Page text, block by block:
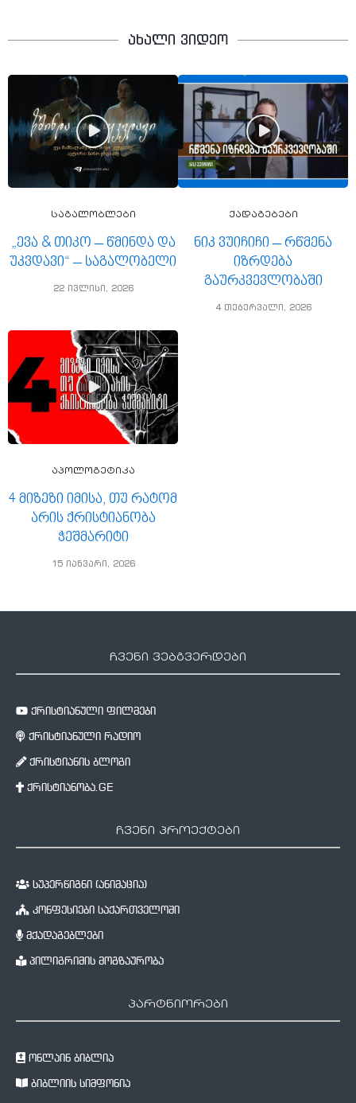
ახალი ვიდეო
საგალობლები
„ევა & თიკო – წმინდა და
უკვდავი“ – საგალობელი
22 ივლისი, 2026
ქადაგებები
ნიკ ვუიჩიჩი – რწმენა
იზრდება
გაურკვევლობაში
4 თებერვალი, 2026
აპოლოგეტიკა
4 მიზეზი იმისა, თუ რატომ
არის ქრისტიანობა
ჭეშმარიტი
15 იანვარი, 2026
ჩვენი ვებგვერდები
ქრისტიანული ფილმები
ქრისტიანული რადიო
ქრისტიანის ბლოგი
ქრისტიანობა.GE
ჩვენი პროექტები
სუპერწიგნი (ანიმაცია)
კონფესიები საქართველოში
მქადაგებლები
პილიგრიმის მოგზაურობა
პარტნიორები
ონლაინ ბიბლია
ბიბლიის სიმფონია